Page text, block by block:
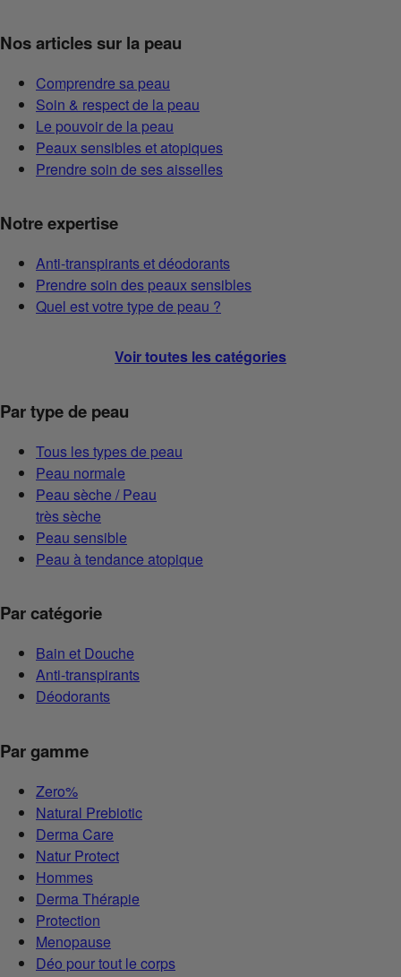
Nos articles sur la peau
Comprendre sa peau
Soin & respect de la peau
Le pouvoir de la peau
Peaux sensibles et atopiques
Prendre soin de ses aisselles
Notre expertise
Anti-transpirants et déodorants
Prendre soin des peaux sensibles
Quel est votre type de peau ?
Voir toutes les catégories
Par type de peau
Tous les types de peau
Peau normale
Peau sèche / Peau
très sèche
Peau sensible
Peau à tendance atopique
Par catégorie
Bain et Douche
Anti-transpirants
Déodorants
Par gamme
Zero%
Natural Prebiotic
Derma Care
Natur Protect
Hommes
Derma Thérapie
Protection
Menopause
Déo pour tout le corps